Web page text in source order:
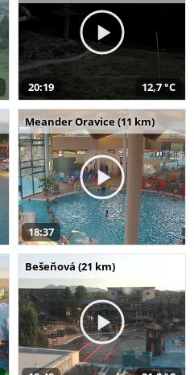
20:19 12,7 °C
Meander Oravice (11 km)
18:37
Bešeňová (21 km)